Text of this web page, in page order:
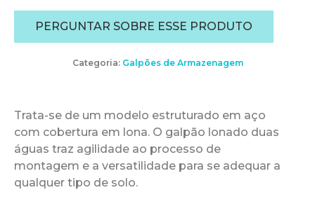
PERGUNTAR SOBRE ESSE PRODUTO
Categoria: Galpões de Armazenagem
Trata-se de um modelo estruturado em aço
com cobertura em lona. O galpão lonado duas
águas traz agilidade ao processo de
montagem e a versatilidade para se adequar a
qualquer tipo de solo.